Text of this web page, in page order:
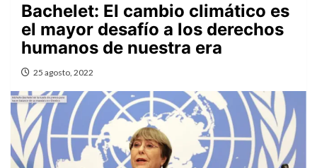
Bachelet: El cambio climático es
el mayor desafío a los derechos
humanos de nuestra era
25 agosto, 2022